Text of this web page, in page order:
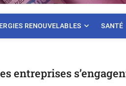
RENOUVELABLES SANTÉ
entreprises